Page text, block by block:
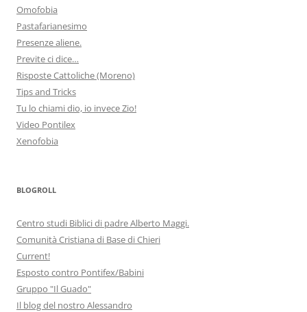
Omofobia
Pastafarianesimo
Presenze aliene.
Previte ci dice…
Risposte Cattoliche (Moreno)
Tips and Tricks
Tu lo chiami dio, io invece Zio!
Video Pontilex
Xenofobia
BLOGROLL
Centro studi Biblici di padre Alberto Maggi.
Comunità Cristiana di Base di Chieri
Current!
Esposto contro Pontifex/Babini
Gruppo "Il Guado"
Il blog del nostro Alessandro